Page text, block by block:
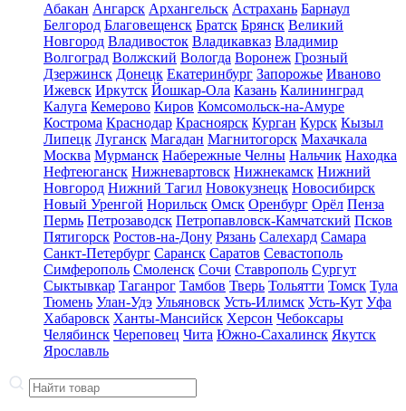
Абакан Ангарск Архангельск Астрахань Барнаул
Белгород Благовещенск Братск Брянск Великий
Новгород Владивосток Владикавказ Владимир
Волгоград Волжский Вологда Воронеж Грозный
Дзержинск Донецк Екатеринбург Запорожье Иваново
Ижевск Иркутск Йошкар-Ола Казань Калининград
Калуга Кемерово Киров Комсомольск-на-Амуре
Кострома Краснодар Красноярск Курган Курск Кызыл
Липецк Луганск Магадан Магнитогорск Махачкала
Москва Мурманск Набережные Челны Нальчик Находка
Нефтеюганск Нижневартовск Нижнекамск Нижний
Новгород Нижний Тагил Новокузнецк Новосибирск
Новый Уренгой Норильск Омск Оренбург Орёл Пенза
Пермь Петрозаводск Петропавловск-Камчатский Псков
Пятигорск Ростов-на-Дону Рязань Салехард Самара
Санкт-Петербург Саранск Саратов Севастополь
Симферополь Смоленск Сочи Ставрополь Сургут
Сыктывкар Таганрог Тамбов Тверь Тольятти Томск Тула
Тюмень Улан-Удэ Ульяновск Усть-Илимск Усть-Кут Уфа
Хабаровск Ханты-Мансийск Херсон Чебоксары
Челябинск Череповец Чита Южно-Сахалинск Якутск
Ярославль